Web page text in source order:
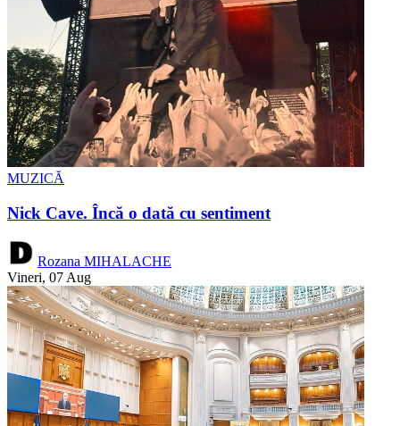
MUZICĂ
Nick Cave. Încă o dată cu sentiment
Rozana MIHALACHE
Vineri, 07 Aug